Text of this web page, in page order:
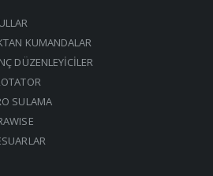
KUMANDALAR
DÜZENLEYİCİLER
SULAMA